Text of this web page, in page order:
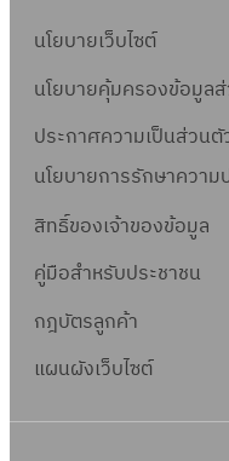
นโยบายเว็บไซต์
นโยบายคุ้มครองข้อมูล
ประกาศความเป็นส่วนตั
นโยบายการรักษาควา
สิทธิ์ของเจ้าของข้อมูล
คู่มือสำหรับประชาชน
กฎบัตรลูกค้า
แผนผังเว็บไซต์